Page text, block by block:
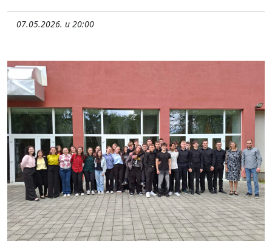
07.05.2026. u 20:00